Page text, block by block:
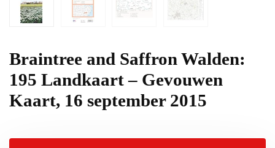
Braintree and Saffron Walden:
195 Landkaart – Gevouwen
Kaart, 16 september 2015